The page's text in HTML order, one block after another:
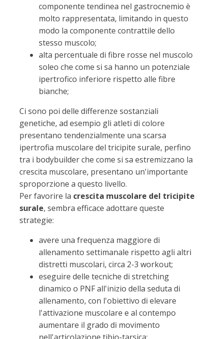
componente tendinea nel gastrocnemio è
molto rappresentata, limitando in questo
modo la componente contrattile dello
stesso muscolo;
alta percentuale di fibre rosse nel muscolo
soleo che come si sa hanno un potenziale
ipertrofico inferiore rispetto alle fibre
bianche;
Ci sono poi delle differenze sostanziali
genetiche, ad esempio gli atleti di colore
presentano tendenzialmente una scarsa
ipertrofia muscolare del tricipite surale, perfino
tra i bodybuilder che come si sa estremizzano la
crescita muscolare, presentano un'importante
sproporzione a questo livello.
Per favorire la crescita muscolare del tricipite
surale, sembra efficace adottare queste
strategie:
avere una frequenza maggiore di
allenamento settimanale rispetto agli altri
distretti muscolari, circa 2-3 workout;
eseguire delle tecniche di stretching
dinamico o PNF all'inizio della seduta di
allenamento, con l'obiettivo di elevare
l'attivazione muscolare e al contempo
aumentare il grado di movimento
nell'articolazione tibio-tarsica;